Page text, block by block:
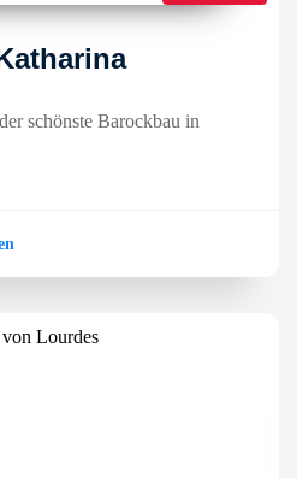
schönste Barockbau in